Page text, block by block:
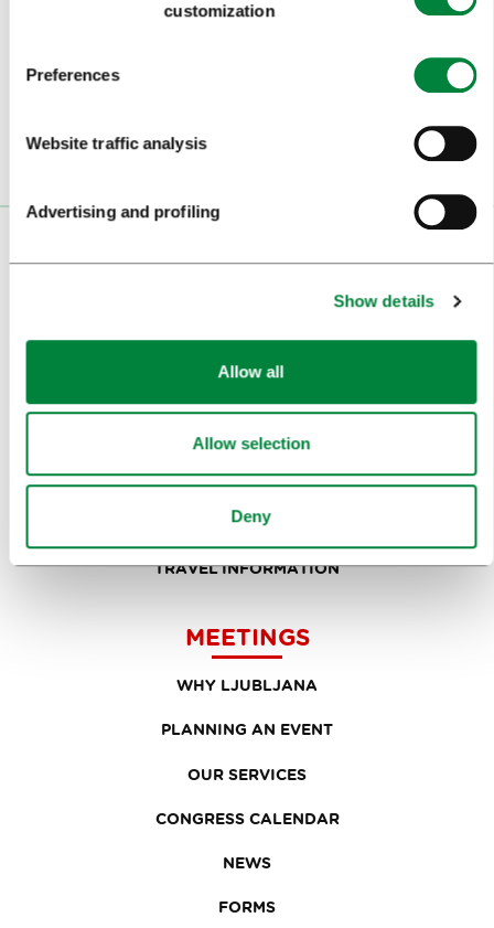
customization
Preferences
Website traffic analysis
Advertising and profiling
Show details
Allow all
Allow selection
Deny
Subscribe to our newsletter
SIGHTS AND ACTIVITIES
FOOD AND DRINK
IN FOCUS
EVENTS
TRAVEL INFORMATION
MEETINGS
WHY LJUBLJANA
PLANNING AN EVENT
OUR SERVICES
CONGRESS CALENDAR
NEWS
FORMS